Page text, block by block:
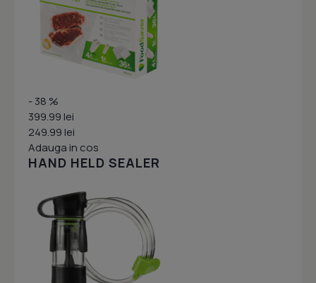
- 38 %
399.99 lei
249.99 lei
Adauga in cos
HAND HELD SEALER